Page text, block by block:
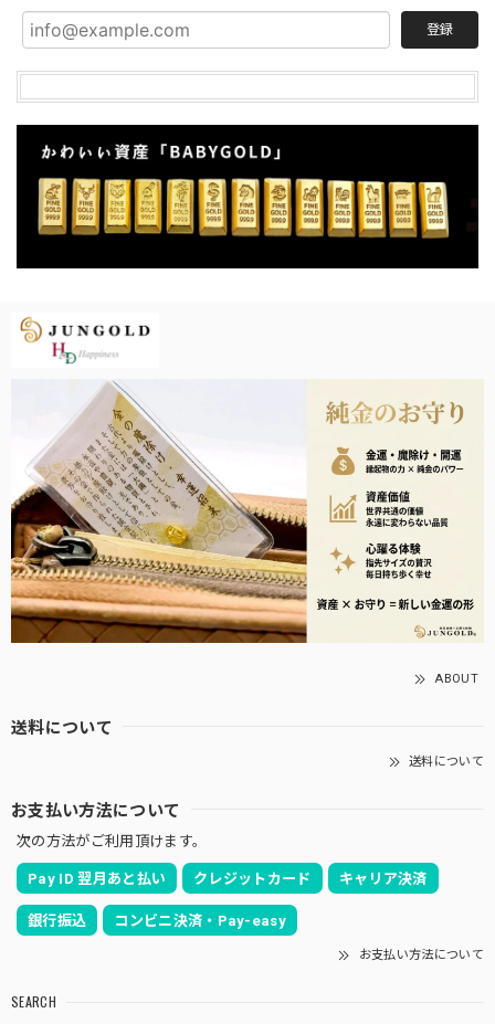
登録
ABOUT
送料について
送料について
お支払い方法について
次の方法がご利用頂けます。
Pay ID 翌月あと払い クレジットカード キャリア決済
銀行振込 コンビニ決済・Pay-easy
お支払い方法について
SEARCH